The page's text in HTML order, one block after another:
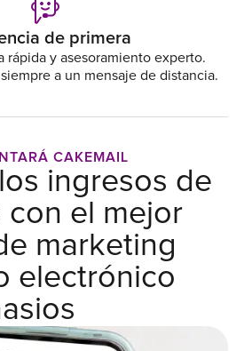
de primera
rápida y asesoramiento experto.
a un mensaje de distancia.
CAKEMAIL
ingresos de
con el mejor
marketing
electrónico